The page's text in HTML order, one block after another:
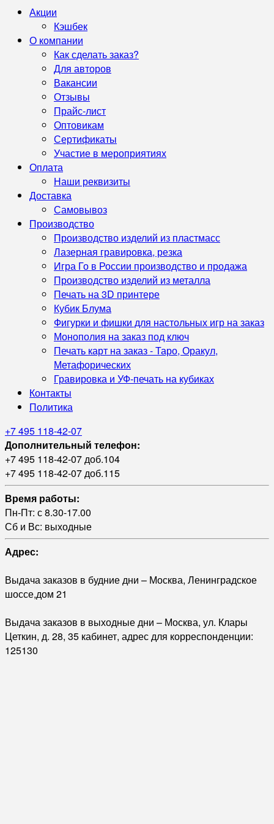
Акции
Кэшбек
О компании
Как сделать заказ?
Для авторов
Вакансии
Отзывы
Прайс-лист
Оптовикам
Сертификаты
Участие в мероприятиях
Оплата
Наши реквизиты
Доставка
Самовывоз
Производство
Производство изделий из пластмасс
Лазерная гравировка, резка
Игра Го в России производство и продажа
Производство изделий из металла
Печать на 3D принтере
Кубик Блума
Фигурки и фишки для настольных игр на заказ
Монополия на заказ под ключ
Печать карт на заказ - Таро, Оракул,
Метафорических
Гравировка и УФ‑печать на кубиках
Контакты
Политика
+7 495 118-42-07
Дополнительный телефон:
+7 495 118-42-07 доб.104
+7 495 118-42-07 доб.115
Время работы:
Пн-Пт: с 8.30-17.00
Сб и Вс: выходные
Адрес:
Выдача заказов в будние дни – Москва, Ленинградское
шоссе,дом 21
Выдача заказов в выходные дни – Москва, ул. Клары
Цеткин, д. 28, 35 кабинет, адрес для корреспонденции:
125130